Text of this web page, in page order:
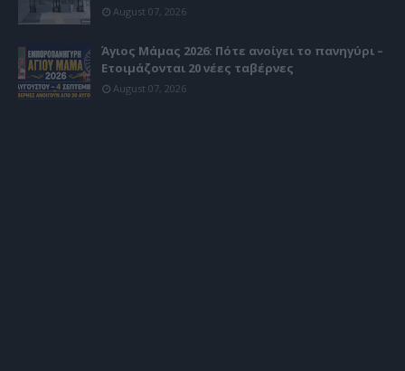
August 07, 2026
Άγιος Μάμας 2026: Πότε ανοίγει το πανηγύρι –
Ετοιμάζονται 20 νέες ταβέρνες
August 07, 2026